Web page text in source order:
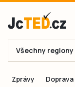
E-mail
Všechny regiony
Zprávy Doprava